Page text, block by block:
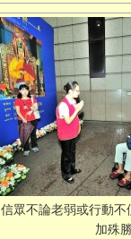
信眾不論老弱或行動
加殊